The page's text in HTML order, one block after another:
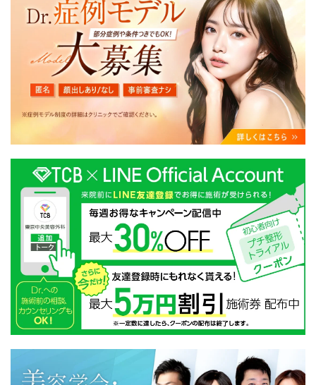
・患者様の閲覧履歴、端末等の情報
【利用目的】
TCBグループは取得情報を以下の目的で利用いたしま
す。
・クリニックの来院予約、医療サービスの提供、医療関
連商品の販売、アフターケア対応、これらに付随する諸
対応等のサービス提供のため
・医療サービスの提供に関する他の医療機関、検査機関
及び研究機関との連携のため
・サービス向上を目的とした医療サービス・販売する医
療関連商品に関する患者様へのアンケートの送受信及び
これに付随する諸対応のため
・Cookie等の技術を用いたアクセス履歴、閲覧記録等に
関する情報の収集、分析
・閲覧記録等から趣味・嗜好を分析した情報を使用して
の広告に利用するため
・お問い合わせ又はご意見の内容確認及びその対応のた
め
・患者様のサービス利用状況の分析及び症例研究のため
・広告、宣伝、マーケティングのため